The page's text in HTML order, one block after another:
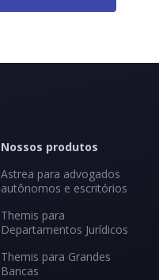
Nossos produtos
Astrea para advogados
autônomos e escritórios
Themis para
Departamentos Jurídicos
Themis para Grandes
Bancas